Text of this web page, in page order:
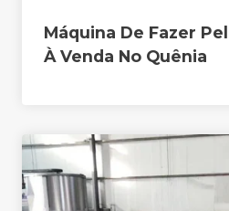
Máquina De Fazer
À Venda No Quênia